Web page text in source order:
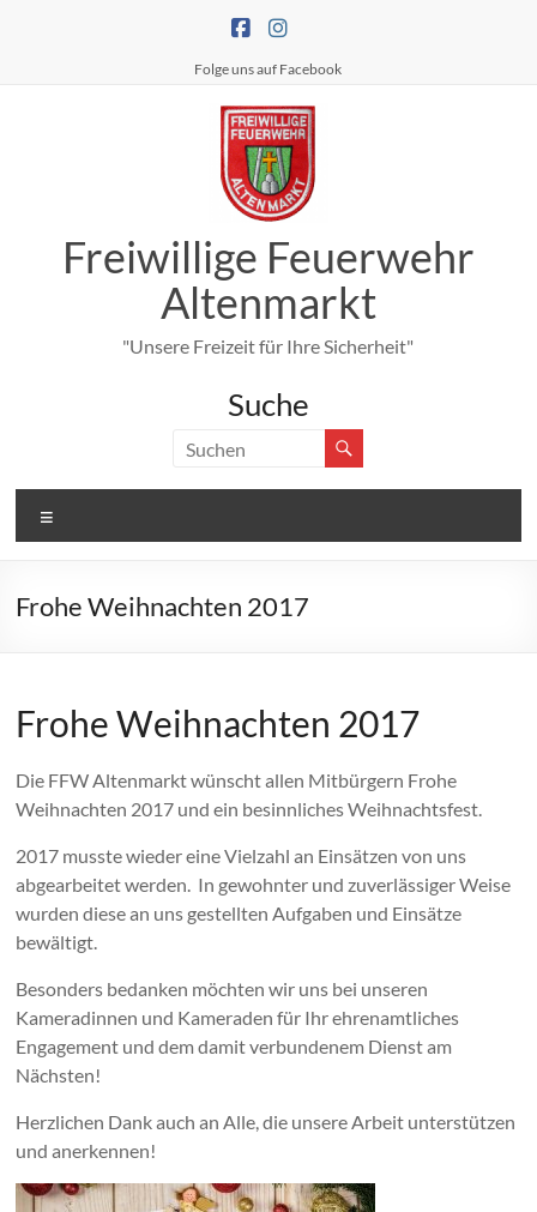
Folge uns auf Facebook
Freiwillige Feuerwehr
Altenmarkt
"Unsere Freizeit für Ihre Sicherheit"
Suche
Frohe Weihnachten 2017
Frohe Weihnachten 2017
Die FFW Altenmarkt wünscht allen Mitbürgern Frohe
Weihnachten 2017 und ein besinnliches Weihnachtsfest.
2017 musste wieder eine Vielzahl an Einsätzen von uns
abgearbeitet werden. In gewohnter und zuverlässiger Weise
wurden diese an uns gestellten Aufgaben und Einsätze
bewältigt.
Besonders bedanken möchten wir uns bei unseren
Kameradinnen und Kameraden für Ihr ehrenamtliches
Engagement und dem damit verbundenem Dienst am
Nächsten!
Herzlichen Dank auch an Alle, die unsere Arbeit unterstützen
und anerkennen!